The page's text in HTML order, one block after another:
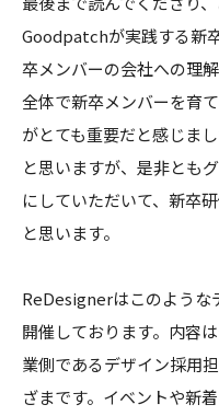
Goodpatchが実践する新
卒メンバーの会社への理
全体で新卒メンバーを育
がとても重要だと感じま
と思いますが、是非とも
にしていただいて、新卒
と思います。
ReDesignerはこのような
開催しております。内容
業側であるデザイン採用
ざまです。イベントや新